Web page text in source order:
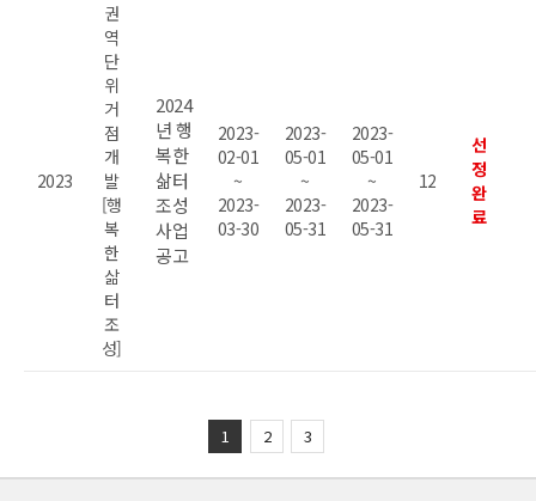
2023
권
역
단
위
거
점
개
발
[행
복
한
삶
터
조
성]
2024
년 행
복한
삶터
조성
사업
공고
2023-
02-01
~
2023-
03-30
2023-
05-01
~
2023-
05-31
2023-
05-01
~
2023-
05-31
12
선
정
완
료
1 2 3